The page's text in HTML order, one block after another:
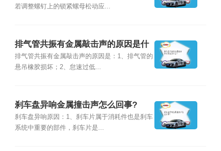
若调整螺钉上的锁紧螺母松动应...
排气管共振有金属敲击声的原因是什
么？
排气管共振有金属敲击声的原因是：1、排气管的
悬吊橡胶损坏；2、怠速过低...
刹车盘异响金属撞击声怎么回事?
刹车盘异响原因：1、刹车片属于消耗件也是刹车
系统中重要的部件，刹车片是...